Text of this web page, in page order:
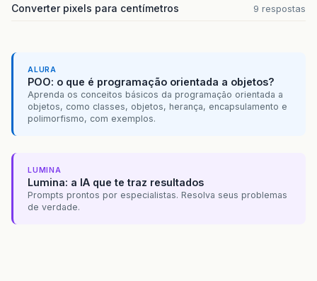
Converter pixels para centímetros 9 respostas
ALURA
POO: o que é programação orientada a objetos?
Aprenda os conceitos básicos da programação orientada a
objetos, como classes, objetos, herança, encapsulamento e
polimorfismo, com exemplos.
LUMINA
Lumina: a IA que te traz resultados
Prompts prontos por especialistas. Resolva seus problemas
de verdade.